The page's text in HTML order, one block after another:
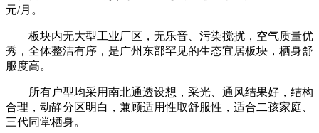
元/月。
板块内无大型工业厂区，无乐音、污染搅扰，空气质量优
秀，全体整洁有序，是广州东部罕见的生态宜居板块，栖身舒
服度高。
所有户型均采用南北通透设想，采光、通风结果好，结构
合理，动静分区明白，兼顾适用性取舒服性，适合二孩家庭、
三代同堂栖身。